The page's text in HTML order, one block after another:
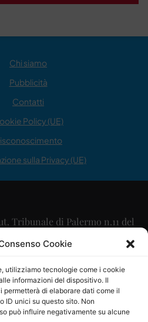
Cookie
utilizziamo tecnologie come i cookie
informazioni del dispositivo. Il
di elaborare dati come il
ID unici su questo sito. Non
può influire negativamente su alcune
Chi siamo
Pubblicità
Contatti
Policy (UE)
sulla Privacy (UE)
Tribunale di Palermo n.11 del
09/2015
Maurizio Scaglione
Maria Calabrese